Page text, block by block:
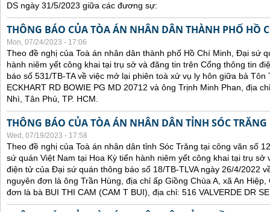
DS ngày 31/5/2023 giữa các đương sự:
THÔNG BÁO CỦA TÒA ÁN NHÂN DÂN THÀNH PHỐ HỒ
Mon, 07/24/2023 - 17:06
Theo đề nghị của Toà án nhân dân thành phố Hồ Chí Minh, Đại sứ
hành niêm yết công khai tại trụ sở và đăng tin trên Cổng thông tin
báo số 531/TB-TA về việc mở lại phiên toà xử vụ ly hôn giữa bà Tôn
ECKHART RD BOWIE PG MD 20712 và ông Trịnh Minh Phan, địa
Nhì, Tân Phú, TP. HCM.
THÔNG BÁO CỦA TÒA ÁN NHÂN DÂN TỈNH SÓC TRĂNG
Wed, 07/19/2023 - 17:58
Theo đề nghị của Toà án nhân dân tỉnh Sóc Trăng tại công văn số
sứ quán Việt Nam tại Hoa Kỳ tiến hành niêm yết công khai tại trụ sở
điện tử của Đại sứ quán thông báo số 18/TB-TLVA ngày 26/4/2022
nguyên đơn là ông Trần Hùng, địa chỉ ấp Giồng Chùa A, xã An
đơn là bà BUI THI CAM (CAM T BUI), địa chỉ: 516 VALVERDE DR